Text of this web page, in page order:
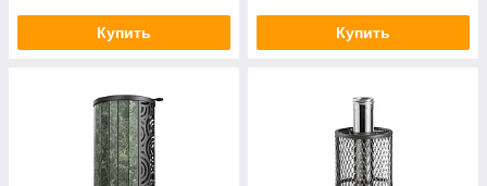
Купить Купить